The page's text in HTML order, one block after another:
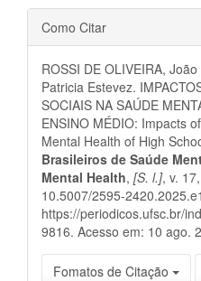
Detalhes
do
artigo
Como Citar
ROSSI DE OLIVEIRA,
Patricia Estevez.
SOCIAIS NA SAÚDE
ENSINO MÉDIO: Impacts
Mental Health of High
Brasileiros de Saúde
Mental Health, [S. l.], v.
10.5007/2595-
https://periodicos.ufsc.br/
9816. Acesso em: 10 ago.
Fomatos de Citação